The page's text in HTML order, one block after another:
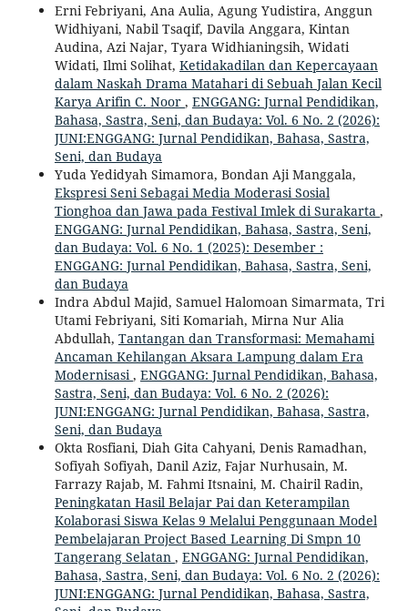
Erni Febriyani, Ana Aulia, Agung Yudistira, Anggun
Widhiyani, Nabil Tsaqif, Davila Anggara, Kintan
Audina, Azi Najar, Tyara Widhianingsih, Widati
Widati, Ilmi Solihat, Ketidakadilan dan Kepercayaan
dalam Naskah Drama Matahari di Sebuah Jalan Kecil
Karya Arifin C. Noor , ENGGANG: Jurnal Pendidikan,
Bahasa, Sastra, Seni, dan Budaya: Vol. 6 No. 2 (2026):
JUNI:ENGGANG: Jurnal Pendidikan, Bahasa, Sastra,
Seni, dan Budaya
Yuda Yedidyah Simamora, Bondan Aji Manggala,
Ekspresi Seni Sebagai Media Moderasi Sosial
Tionghoa dan Jawa pada Festival Imlek di Surakarta ,
ENGGANG: Jurnal Pendidikan, Bahasa, Sastra, Seni,
dan Budaya: Vol. 6 No. 1 (2025): Desember :
ENGGANG: Jurnal Pendidikan, Bahasa, Sastra, Seni,
dan Budaya
Indra Abdul Majid, Samuel Halomoan Simarmata, Tri
Utami Febriyani, Siti Komariah, Mirna Nur Alia
Abdullah, Tantangan dan Transformasi: Memahami
Ancaman Kehilangan Aksara Lampung dalam Era
Modernisasi, ENGGANG: Jurnal Pendidikan, Bahasa,
Sastra, Seni, dan Budaya: Vol. 6 No. 2 (2026):
JUNI:ENGGANG: Jurnal Pendidikan, Bahasa, Sastra,
Seni, dan Budaya
Okta Rosfiani, Diah Gita Cahyani, Denis Ramadhan,
Sofiyah Sofiyah, Danil Aziz, Fajar Nurhusain, M.
Farrazy Rajab, M. Fahmi Itsnaini, M. Chairil Radin,
Peningkatan Hasil Belajar Pai dan Keterampilan
Kolaborasi Siswa Kelas 9 Melalui Penggunaan Model
Pembelajaran Project Based Learning Di Smpn 10
Tangerang Selatan , ENGGANG: Jurnal Pendidikan,
Bahasa, Sastra, Seni, dan Budaya: Vol. 6 No. 2 (2026):
JUNI:ENGGANG: Jurnal Pendidikan, Bahasa, Sastra,